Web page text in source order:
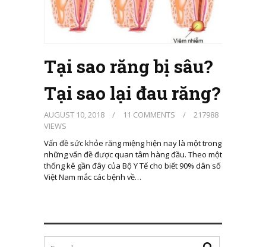
Tại sao răng bị sâu?
Tại sao lại đau răng?
AUGUST 10, 2018 / 11 COMMENTS /
217988
VIEWS
Vấn đề sức khỏe răng miệng hiện nay là một trong
những vấn đề được quan tâm hàng đầu. Theo một
thống kê gần đây của Bộ Y Tế cho biết 90% dân số
Việt Nam mắc các bệnh về…